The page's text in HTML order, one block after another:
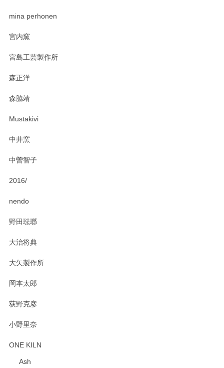
おかけしました。 ありがとうございます。
mina perhonen
宮内窯
宮島工芸製作所
森正洋
森脇靖
Mustakivi
中井窯
中曽智子
2016/
nendo
野田琺瑯
大治将典
大矢製作所
岡本太郎
荻野克彦
小野里奈
ONE KILN
Ash